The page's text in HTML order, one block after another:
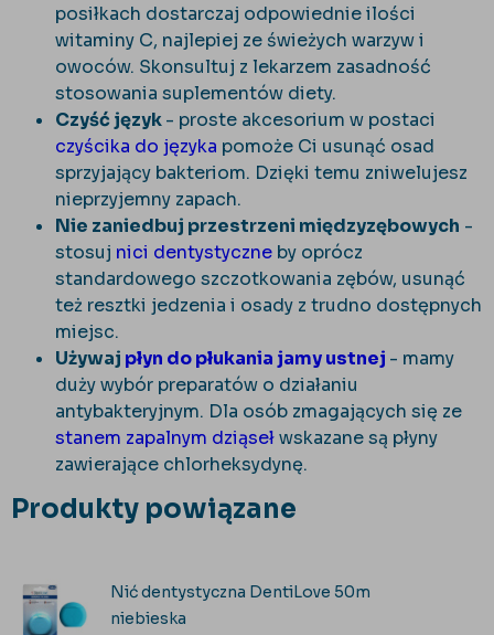
posiłkach dostarczaj odpowiednie ilości
witaminy C, najlepiej ze świeżych warzyw i
owoców. Skonsultuj z lekarzem zasadność
stosowania suplementów diety.
Czyść język- proste akcesorium w postaci
czyścika do języka pomoże Ci usunąć osad
sprzyjający bakteriom. Dzięki temu zniwelujesz
nieprzyjemny zapach.
Nie zaniedbuj przestrzeni międzyzębowych -
stosuj nici dentystyczne by oprócz
standardowego szczotkowania zębów, usunąć
też resztki jedzenia i osady z trudno dostępnych
miejsc.
Używaj płyn do płukania jamy ustnej - mamy
duży wybór preparatów o działaniu
antybakteryjnym. Dla osób zmagających się ze
stanem zapalnym dziąsełwskazane są płyny
zawierające chlorheksydynę.
Produkty powiązane
Nić dentystyczna DentiLove 50m
niebieska